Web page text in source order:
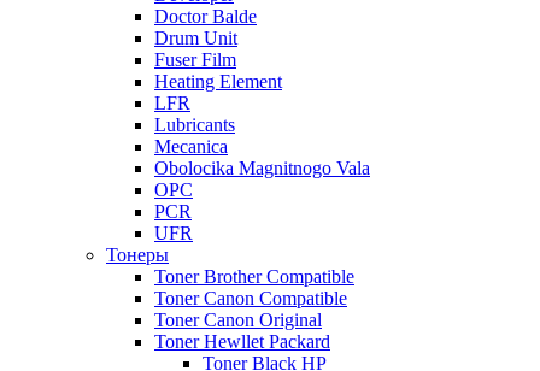
Doctor Balde
Drum Unit
Fuser Film
Heating Element
LFR
Lubricants
Mecanica
Obolocika Magnitnogo Vala
OPC
PCR
UFR
Тонеры
Toner Brother Compatible
Toner Canon Compatible
Toner Canon Original
Toner Hewllet Packard
Toner Black HP